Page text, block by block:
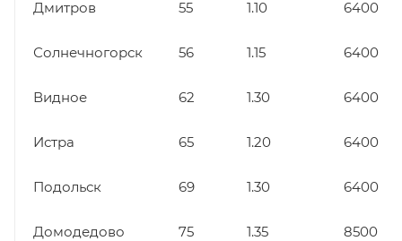
Дмитров 55 1.10 6400
Солнечногорск 56 1.15 6400
Видное 62 1.30 6400
Истра 65 1.20 6400
Подольск 69 1.30 6400
Домодедово 75 1.35 8500